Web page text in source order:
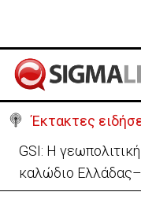
Έκτακτες
Συντριβή
Τζανέιρο - 4